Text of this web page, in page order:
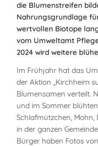
die Blumenstreifen
Nahrungsgrundlage
wertvollen Biotope
vom Umweltamt
2024 wird weitere
Im Frühjahr hat das
der Aktion „Kirchheim
Blumensamen verteilt.
und im Sommer
Schlafmützchen,
in der ganzen
Bürger haben Fotos